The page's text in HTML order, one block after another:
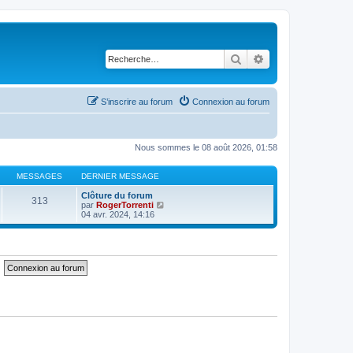
Rechercher
Connexion au forum
S’inscrire au forum
Nous sommes le 08 août 2026, 01:58
MESSAGES DERNIER MESSAGE
313
Clôture du forum
par RogerTorrenti
i
r
04 avr. 2024, 14:16